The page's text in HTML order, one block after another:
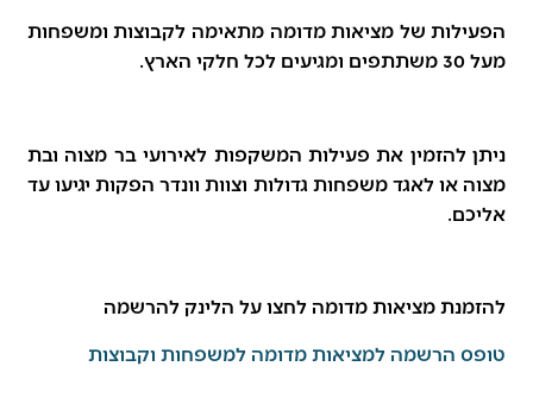
של מציאות מדומה מתאימה לקבוצות ומשפחות
להזמין את פעילות המשקפות לאירועי בר מצוה ובת
לאגד משפחות גדולות וצוות וונדר הפקות יגיעו עד
מציאות מדומה לחצו על הלינק להרשמה
הרשמה למציאות מדומה למשפחות וקבוצות